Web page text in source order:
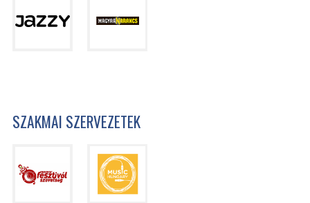
SZAKMAI SZERVEZETEK